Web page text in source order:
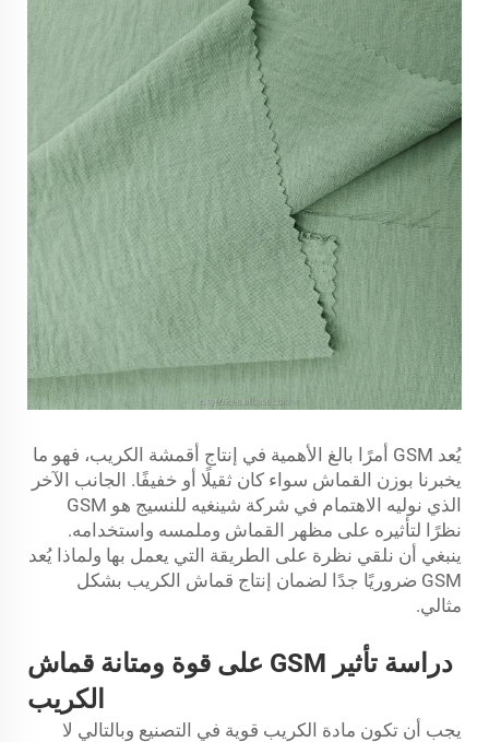
يُعد GSM أمرًا بالغ الأهمية في إنتاج أقمشة الكريب، فهو ما
يخبرنا بوزن القماش سواء كان ثقيلًا أو خفيفًا. الجانب الآخر
الذي نوليه الاهتمام في شركة شينغيه للنسيج هو GSM
نظرًا لتأثيره على مظهر القماش وملمسه واستخدامه.
ينبغي أن نلقي نظرة على الطريقة التي يعمل بها ولماذا يُعد
GSM ضروريًا جدًا لضمان إنتاج قماش الكريب بشكل
مثالي.
دراسة تأثير GSM على قوة ومتانة
قماش
الكريب
يجب أن تكون مادة الكريب قوية في التصنيع وبالتالي لا